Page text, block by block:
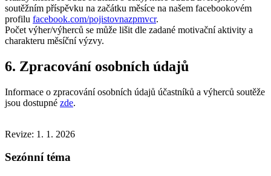
soutěžním příspěvku na začátku měsíce na našem facebookovém
profilu facebook.com/pojistovnazpmvcr.
Počet výher/výherců se může lišit dle zadané motivační aktivity a
charakteru měsíční výzvy.
6. Zpracování osobních údajů
Informace o zpracování osobních údajů účastníků a výherců soutěže
jsou dostupné zde.
Revize: 1. 1. 2026
Sezónní téma